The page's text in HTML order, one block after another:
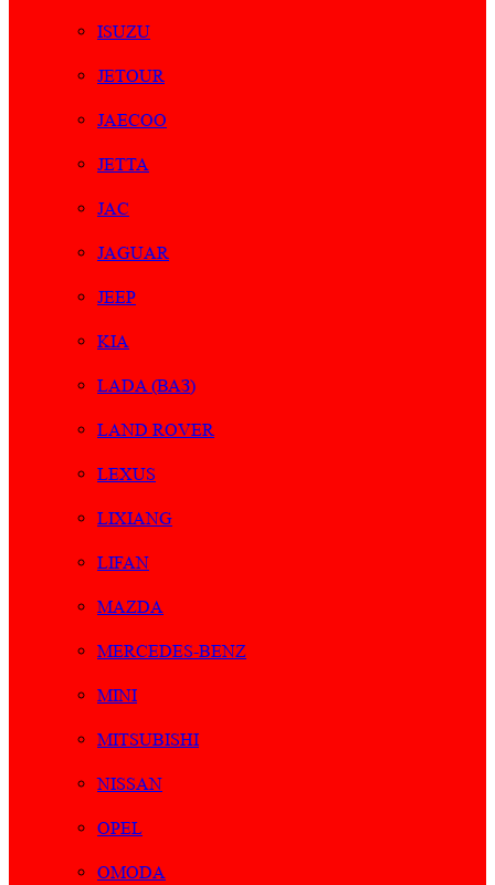
ISUZU
JETOUR
JAECOO
JETTA
JAC
JAGUAR
JEEP
KIA
LADA (ВАЗ)
LAND ROVER
LEXUS
LIXIANG
LIFAN
MAZDA
MERCEDES-BENZ
MINI
MITSUBISHI
NISSAN
OPEL
OMODA